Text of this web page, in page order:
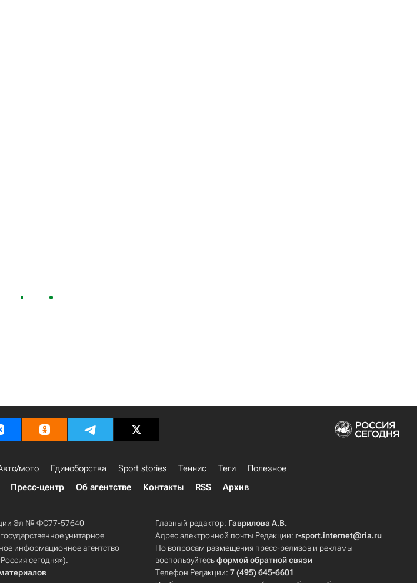
мото Единоборства Sport stories Теннис Теги
Полезное
Пресс-центр Об агентстве Контакты RSS Архив
Эл № ФС77-57640
унитарное
информационное агентство
сегодня»).
Главный редактор: Гаврилова А.В.
Адрес электронной почты Редакции: r-sport.internet@ria.ru
По вопросам размещения пресс-релизов и рекламы
воспользуйтесьформой обратной связи
Телефон Редакции:7 (495) 645-6601